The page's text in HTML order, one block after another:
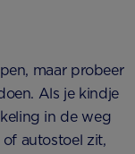
maar probeer
Als je kindje
in de weg
autostoel zit,